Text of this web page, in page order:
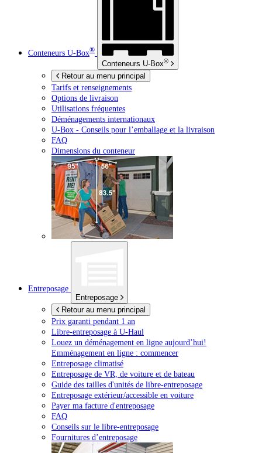
Conteneurs U-Box®
Conteneurs U-Box®
Retour au menu principal
Tarifs et renseignements
Options de livraison
Utilisations fréquentes
Déménagements internationaux
U-Box - Conseils pour l’emballage et la livraison
FAQ
Dimensions du conteneur
Entreposage
Entreposage
Retour au menu principal
Prix garanti pendant 1 an
Libre-entreposage à U-Haul
Louez un déménagement en ligne aujourd’hui!
Emménagement en ligne : commencer
Entreposage climatisé
Entreposage de VR, de voiture et de bateau
Guide des tailles d'unités de libre-entreposage
Entreposage extérieur/accessible en voiture
Payer ma facture d'entreposage
FAQ
Conseils sur le libre-entreposage
Fournitures d’entreposage